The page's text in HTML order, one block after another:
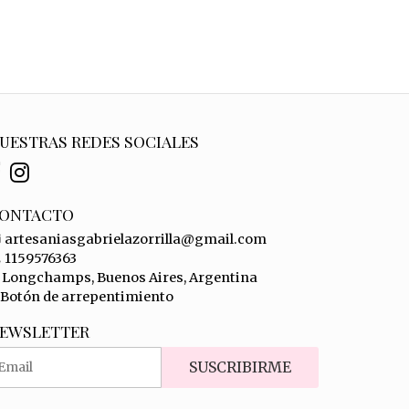
REDES SOCIALES
artesaniasgabrielazorrilla@gmail.com
1159576363
Longchamps, Buenos Aires, Argentina
Botón de arrepentimiento
SUSCRIBIRME